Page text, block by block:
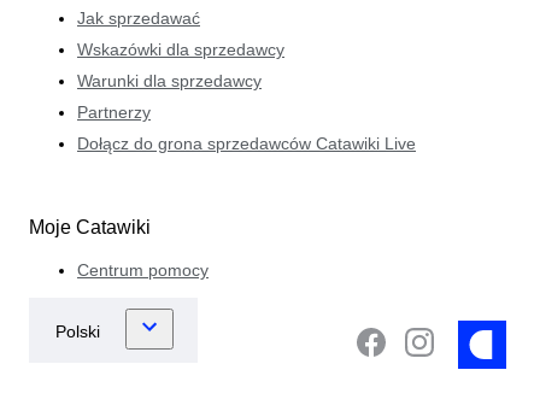
Jak sprzedawać
Wskazówki dla sprzedawcy
Warunki dla sprzedawcy
Partnerzy
Dołącz do grona sprzedawców Catawiki Live
Moje Catawiki
Centrum pomocy